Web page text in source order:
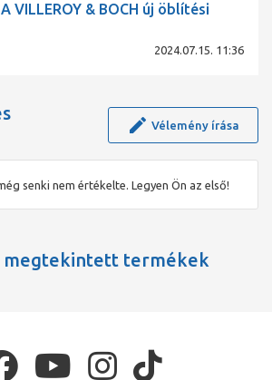
VILLEROY & BOCH új öblítési
2024.07.15. 11:36
Vélemény írása
senki nem értékelte. Legyen Ön az első!
megtekintett termékek